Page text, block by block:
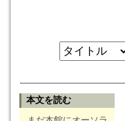
本文を読む